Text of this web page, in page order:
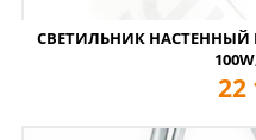
СВЕТИЛЬНИК НАСТЕННЫЙ
22